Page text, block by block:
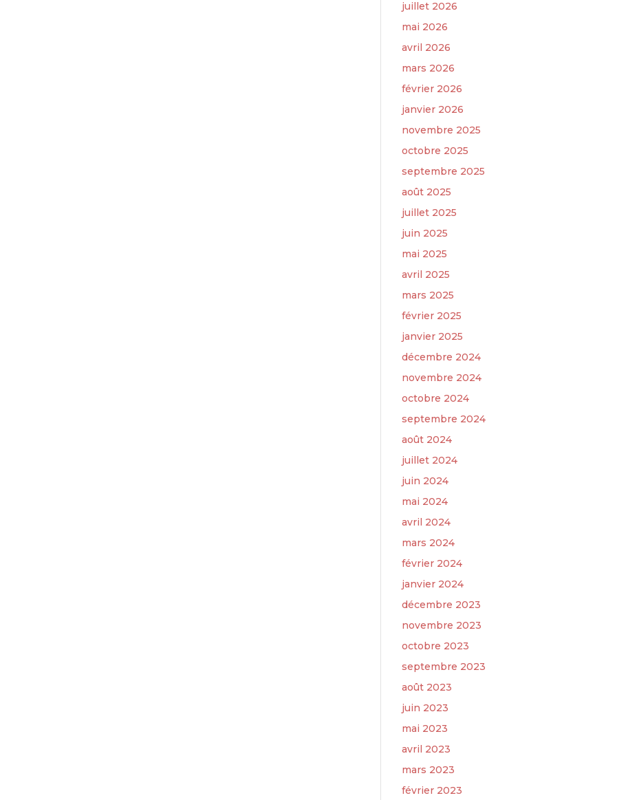
juillet 2026
mai 2026
avril 2026
mars 2026
février 2026
janvier 2026
novembre 2025
octobre 2025
septembre 2025
août 2025
juillet 2025
juin 2025
mai 2025
avril 2025
mars 2025
février 2025
janvier 2025
décembre 2024
novembre 2024
octobre 2024
septembre 2024
août 2024
juillet 2024
juin 2024
mai 2024
avril 2024
mars 2024
février 2024
janvier 2024
décembre 2023
novembre 2023
octobre 2023
septembre 2023
août 2023
juin 2023
mai 2023
avril 2023
mars 2023
février 2023